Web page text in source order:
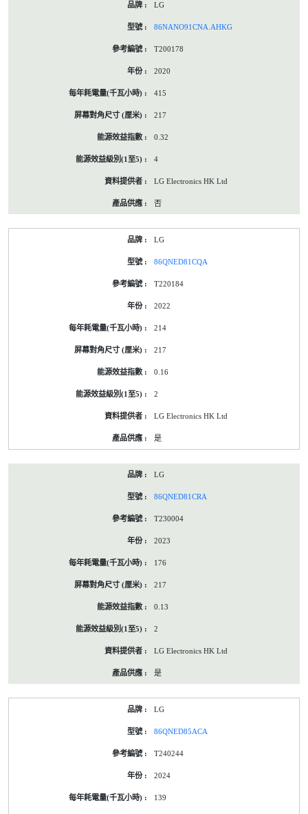
LG
86NANO91CNA.AHKG
T200178
2020
415
217
0.32
4
LG Electronics HK Ltd
否
LG
86QNED81CQA
T220184
2022
214
217
0.16
2
LG Electronics HK Ltd
是
LG
86QNED81CRA
T230004
2023
176
217
0.13
2
LG Electronics HK Ltd
是
LG
86QNED85ACA
T240244
2024
139